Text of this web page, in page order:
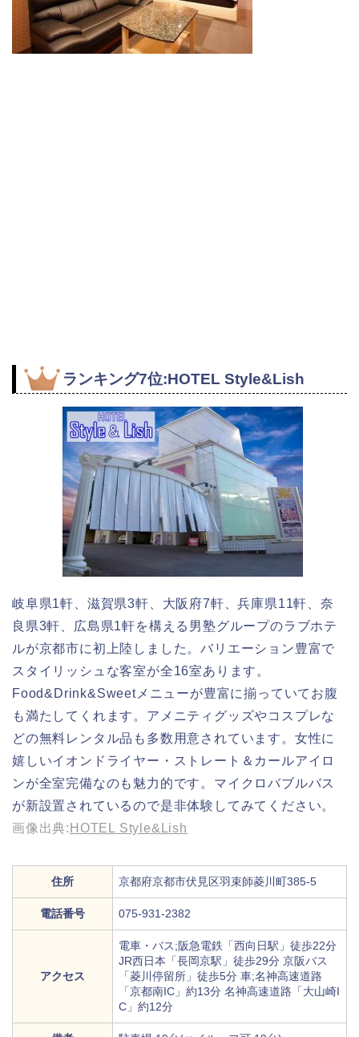
ランキング7位:HOTEL Style&Lish
岐阜県1軒、滋賀県3軒、大阪府7軒、兵庫県11軒、奈
良県3軒、広島県1軒を構える男塾グループのラブホテ
ルが京都市に初上陸しました。バリエーション豊富で
スタイリッシュな客室が全16室あります。
Food&Drink&Sweetメニューが豊富に揃っていてお腹
も満たしてくれます。アメニティグッズやコスプレな
どの無料レンタル品も多数用意されています。女性に
嬉しいイオンドライヤー・ストレート＆カールアイロ
ンが全室完備なのも魅力的です。マイクロバブルバス
が新設置されているので是非体験してみてください。
画像出典: HOTEL Style&Lish
住所 京都府京都市伏見区羽束師菱川町385-5
電話番号 075-931-2382
アクセス
電車・バス;阪急電鉄「西向日駅」徒歩22分
JR西日本「長岡京駅」徒歩29分 京阪バス
「菱川停留所」徒歩5分 車;名神高速道路
「京都南IC」約13分 名神高速道路「大山崎I
C」約12分